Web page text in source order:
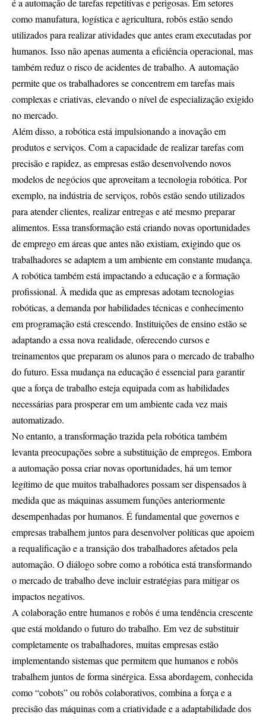
como manufatura, logística e agricultura, robôs estão sendo
utilizados para realizar atividades que antes eram executadas por
humanos. Isso não apenas aumenta a eficiência operacional, mas
também reduz o risco de acidentes de trabalho. A automação
permite que os trabalhadores se concentrem em tarefas mais
complexas e criativas, elevando o nível de especialização exigido
no mercado.
Além disso, a robótica está impulsionando a inovação em
produtos e serviços. Com a capacidade de realizar tarefas com
precisão e rapidez, as empresas estão desenvolvendo novos
modelos de negócios que aproveitam a tecnologia robótica. Por
exemplo, na indústria de serviços, robôs estão sendo utilizados
para atender clientes, realizar entregas e até mesmo preparar
alimentos. Essa transformação está criando novas oportunidades
de emprego em áreas que antes não existiam, exigindo que os
trabalhadores se adaptem a um ambiente em constante mudança.
A robótica também está impactando a educação e a formação
profissional. À medida que as empresas adotam tecnologias
robóticas, a demanda por habilidades técnicas e conhecimento
em programação está crescendo. Instituições de ensino estão se
adaptando a essa nova realidade, oferecendo cursos e
treinamentos que preparam os alunos para o mercado de trabalho
do futuro. Essa mudança na educação é essencial para garantir
que a força de trabalho esteja equipada com as habilidades
necessárias para prosperar em um ambiente cada vez mais
automatizado.
No entanto, a transformação trazida pela robótica também
levanta preocupações sobre a substituição de empregos. Embora
a automação possa criar novas oportunidades, há um temor
legítimo de que muitos trabalhadores possam ser dispensados à
medida que as máquinas assumem funções anteriormente
desempenhadas por humanos. É fundamental que governos e
empresas trabalhem juntos para desenvolver políticas que apoiem
a requalificação e a transição dos trabalhadores afetados pela
automação. O diálogo sobre como a robótica está transformando
o mercado de trabalho deve incluir estratégias para mitigar os
impactos negativos.
A colaboração entre humanos e robôs é uma tendência crescente
que está moldando o futuro do trabalho. Em vez de substituir
completamente os trabalhadores, muitas empresas estão
implementando sistemas que permitem que humanos e robôs
trabalhem juntos de forma sinérgica. Essa abordagem, conhecida
como “cobots” ou robôs colaborativos, combina a força e a
precisão das máquinas com a criatividade e a adaptabilidade dos